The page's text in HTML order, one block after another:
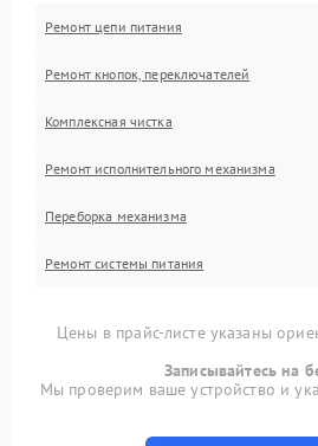
Ремонт цепи питания
Ремонт кнопок, переключателей
Комплексная чистка
Ремонт исполнительного механизма
Переборка механизма
Ремонт системы питания
Цены в прайс-листе указаны
Записывайтесь на
Мы проверим ваше устройство и